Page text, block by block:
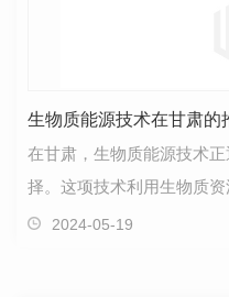
生物质能源技术在甘肃的
在甘肃，生物质能源技术
择。这项技术利用生物质
化为可再生能源，为当地
2024-05-19